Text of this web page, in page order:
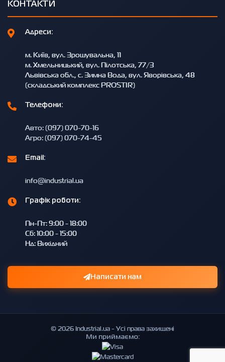
КОНТАКТИ
Адреси:
м. Київ, вул. Зрошувальна, 11
м. Хмельницький, вул. Пілотська, 77/3
Львівська обл., с. Зимна Вода, вул. Яворівська, 48
(складський комплекс PROSTIR)
Телефони:
Авто: (097) 070-70-16
Агро: (097) 070-74-45
Email:
info@industrial.ua
Графік роботи:
Пн-Пт: 9:00 - 18:00
Сб: 10:00 - 15:00
Нд: Вихідний
Написати нам
© 2026 Industrial.ua - Усі права захищені
Ми приймаємо: